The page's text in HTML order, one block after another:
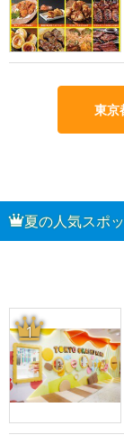
東京
夏の人気スポ
1